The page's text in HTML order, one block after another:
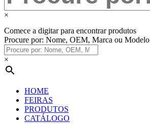
×
Comece a digitar para encontrar produtos
Procure por: Nome, OEM, Marca ou Modelo
×
HOME
FEIRAS
PRODUTOS
CATÁLOGO